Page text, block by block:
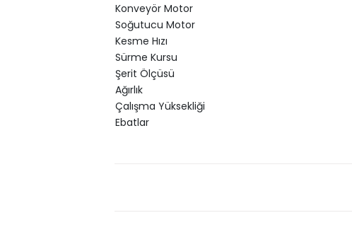
Konveyör Motor
Soğutucu Motor
Kesme Hızı
Sürme Kursu
Şerit Ölçüsü
Ağırlık
Çalışma Yüksekliği
Ebatlar